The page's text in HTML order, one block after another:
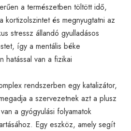
a természetben töltött idő,
kortizolszintet és megnyugtatni az
stressz állandó gyulladásos
így a mentális béke
hatással van a fizikai
rendszerben egy katalizátor,
a szervezetnek azt a plusz
a gyógyulási folyamatok
Egy eszköz, amely segít